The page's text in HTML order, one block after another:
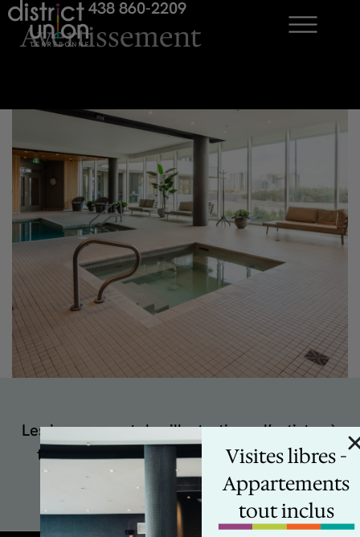
Aller
438 860-2209
Avertissement
Les images sont des illustrations d’artistes à
titre indicatif seulement et peuvent être
sujettes à modifications en tout temps.
Visites libres -
Appartements
tout inclus